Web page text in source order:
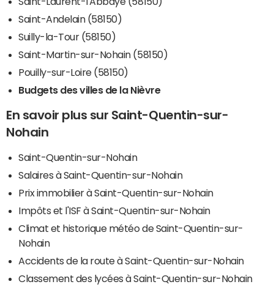
Saint-Andelain (58150)
Suilly-la-Tour (58150)
Saint-Martin-sur-Nohain (58150)
Pouilly-sur-Loire (58150)
Budgets des villes de la Nièvre
En savoir plus sur Saint-Quentin-sur-
Nohain
Saint-Quentin-sur-Nohain
Salaires à Saint-Quentin-sur-Nohain
Prix immobilier à Saint-Quentin-sur-Nohain
Impôts et l'ISF à Saint-Quentin-sur-Nohain
Climat et historique météo de Saint-Quentin-sur-
Nohain
Accidents de la route à Saint-Quentin-sur-Nohain
Classement des lycées à Saint-Quentin-sur-Nohain